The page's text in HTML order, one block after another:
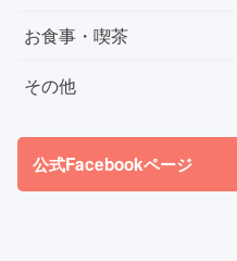
お食事・喫茶
その他
公式Facebookページ